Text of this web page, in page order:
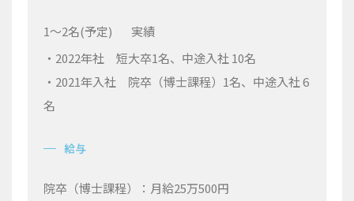
1〜2名(予定)
実績
・2022年社 短大卒1名、中途入社 10名
・2021年入社 院卒（博士課程） 1名、中途入社6
名
給与
院卒（博士課程）：月給25万500円